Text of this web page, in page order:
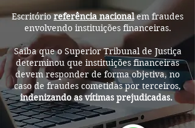
Escritórioreferência nacionalem fraudes
envolvendo instituições financeiras.
Saiba que o Superior Tribunal de Justiça
determinou que instituições financeiras
devem responder de forma objetiva, no
caso de fraudes cometidas por terceiros,
indenizando as vítimas prejudicadas.